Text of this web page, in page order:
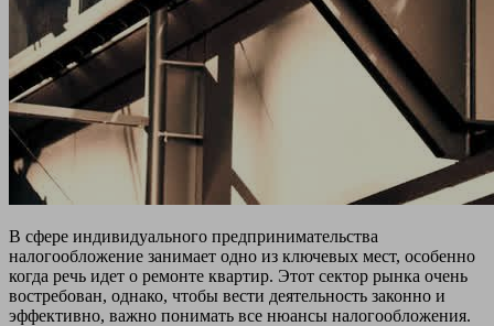
В сфере индивидуального предпринимательства
налогообложение занимает одно из ключевых мест, особенно
когда речь идет о ремонте квартир. Этот сектор рынка очень
востребован, однако, чтобы вести деятельность законно и
эффективно, важно понимать все нюансы налогообложения.